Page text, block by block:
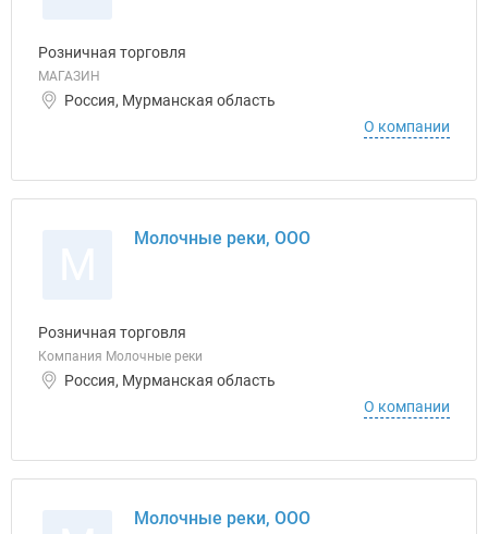
Розничная торговля
МАГАЗИН
Россия, Мурманская область
О компании
Молочные реки, ООО
Розничная торговля
Компания Молочные реки
Россия, Мурманская область
О компании
Молочные реки, ООО